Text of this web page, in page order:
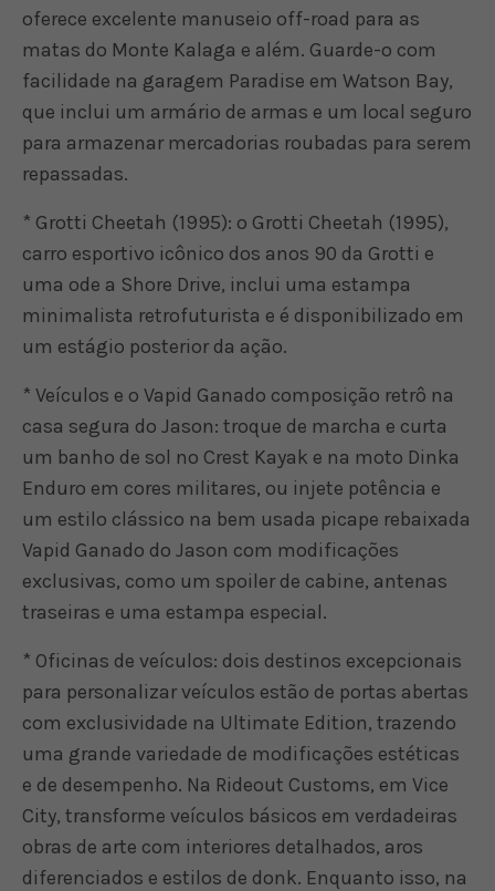
oferece excelente manuseio off-road para as
matas do Monte Kalaga e além. Guarde-o com
facilidade na garagem Paradise em Watson Bay,
que inclui um armário de armas e um local seguro
para armazenar mercadorias roubadas para serem
repassadas.
* Grotti Cheetah (1995): o Grotti Cheetah (1995),
carro esportivo icônico dos anos 90 da Grotti e
uma ode a Shore Drive, inclui uma estampa
minimalista retrofuturista e é disponibilizado em
um estágio posterior da ação.
* Veículos e o Vapid Ganado composição retrô na
casa segura do Jason: troque de marcha e curta
um banho de sol no Crest Kayak e na moto Dinka
Enduro em cores militares, ou injete potência e
um estilo clássico na bem usada picape rebaixada
Vapid Ganado do Jason com modificações
exclusivas, como um spoiler de cabine, antenas
traseiras e uma estampa especial.
* Oficinas de veículos: dois destinos excepcionais
para personalizar veículos estão de portas abertas
com exclusividade na Ultimate Edition, trazendo
uma grande variedade de modificações estéticas
e de desempenho. Na Rideout Customs, em Vice
City, transforme veículos básicos em verdadeiras
obras de arte com interiores detalhados, aros
diferenciados e estilos de donk. Enquanto isso, na